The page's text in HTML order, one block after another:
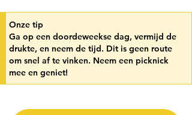
Onze tip
Ga op een doordeweekse dag, vermijd de
drukte, en neem de tijd. Dit is geen route
om snel af te vinken. Neem een picknick
mee en geniet!